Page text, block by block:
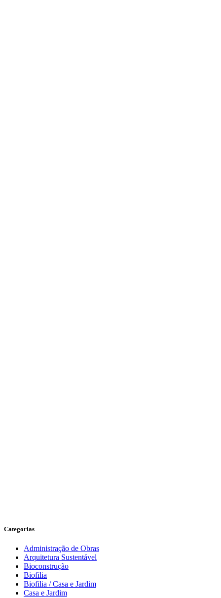
Categorias
Administração de Obras
Arquitetura Sustentável
Bioconstrução
Biofilia
Biofilia / Casa e Jardim
Casa e Jardim